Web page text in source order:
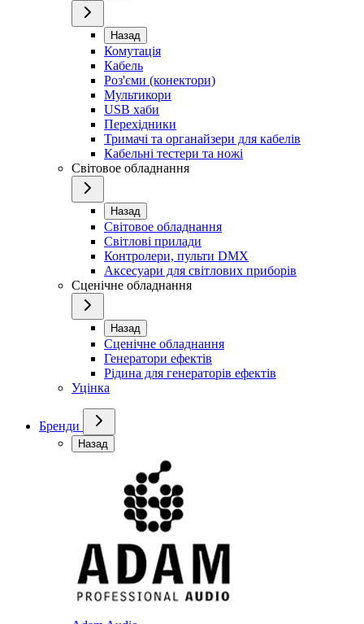
Назад
Комутація
Кабель
Роз'єми (конектори)
Мультикори
USB хаби
Перехідники
Тримачі та органайзери для кабелів
Кабельні тестери та ножі
Світовое обладнання
Назад
Світовое обладнання
Світлові прилади
Контролери, пульти DMX
Аксесуари для світлових приборів
Сценічне обладнання
Назад
Сценічне обладнання
Генератори ефектів
Рідина для генераторів ефектів
Уцінка
Бренди
Назад